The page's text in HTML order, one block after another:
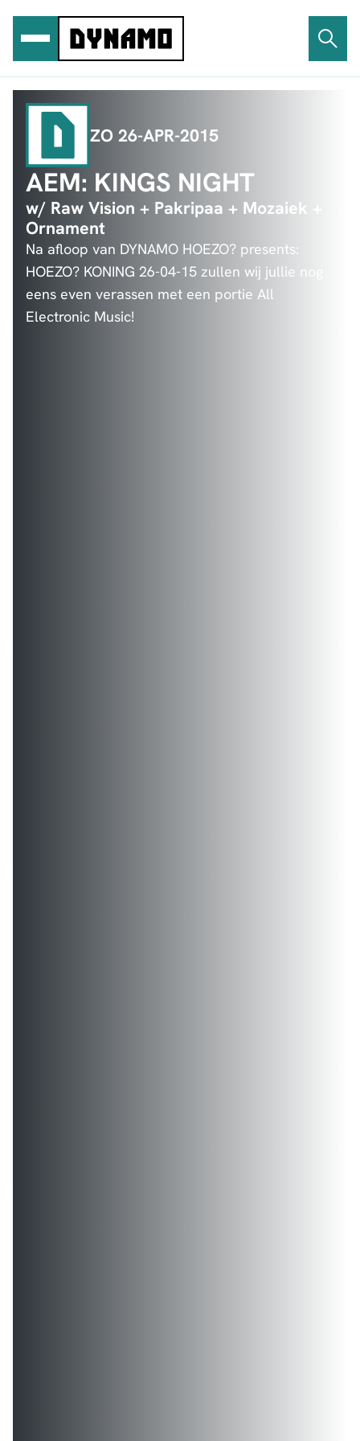
inhoud
ZO 26-APR-2015
AEM: KINGS NIGHT
w/ Raw Vision + Pakripaa + Mozaiek +
Ornament
Na afloop van DYNAMO HOEZO? presents:
HOEZO? KONING 26-04-15 zullen wij jullie nog
eens even verassen met een portie All
Electronic Music!